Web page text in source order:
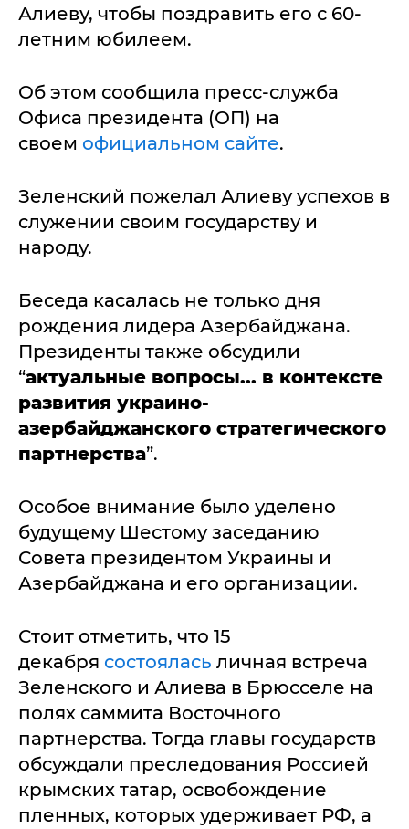
Алиеву, чтобы поздравить его с 60-
летним юбилеем.
Об этом сообщила пресс-служба
Офиса президента (ОП) на
своем официальном сайте.
Зеленский пожелал Алиеву успехов в
служении своим государству и
народу.
Беседа касалась не только дня
рождения лидера Азербайджана.
Президенты также обсудили
“актуальные вопросы... в контексте
развития украино-
азербайджанского стратегического
партнерства”.
Особое внимание было уделено
будущему Шестому заседанию
Совета президентом Украины и
Азербайджана и его организации.
Стоит отметить, что 15
декабря состоялась личная встреча
Зеленского и Алиева в Брюсселе на
полях саммита Восточного
партнерства. Тогда главы государств
обсуждали преследования Россией
крымских татар, освобождение
пленных, которых удерживает РФ, а